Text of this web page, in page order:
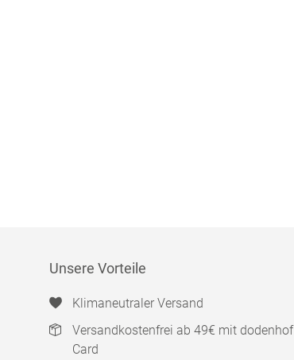
Unsere Vorteile
Klimaneutraler Versand
Versandkostenfrei ab 49€ mit dodenhof
Card